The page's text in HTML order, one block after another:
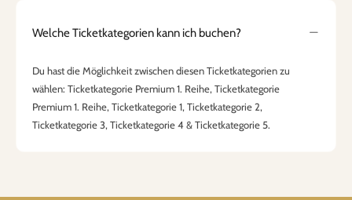
Welche Ticketkategorien kann ich buchen?
Du hast die Möglichkeit zwischen diesen Ticketkategorien zu
wählen: Ticketkategorie Premium 1. Reihe, Ticketkategorie
Premium 1. Reihe, Ticketkategorie 1, Ticketkategorie 2,
Ticketkategorie 3, Ticketkategorie 4 & Ticketkategorie 5.